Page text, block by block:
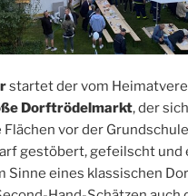
startet der vom
Dorftrödelmarkt, der
Flächen vor der Grundschule
gestöbert, gefeilscht und
Sinne eines klassischen